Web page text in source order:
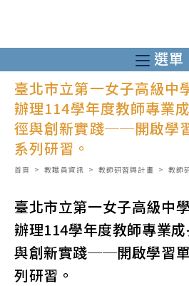
至
主
內
容
選單
臺北市立第一女子高級中
辦理114學年度教師專業
徑與創新實踐──開啟學
系列研習。
首頁 > 教職員資訊 > 教師研習與計畫 > 教師
臺北市立第一女子高級中
辦理114學年度教師專業
與創新實踐──開啟學習
列研習。